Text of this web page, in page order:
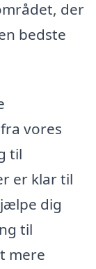
der
bedste
vores
til
er klar til
dig
til
mere